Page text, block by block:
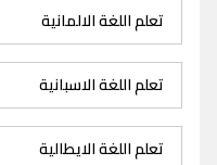
تعلم اللغة الالمانية
تعلم اللغة الاسبانية
تعلم اللغة الايطالية